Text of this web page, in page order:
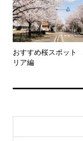
おすすめ桜スポット
リア編